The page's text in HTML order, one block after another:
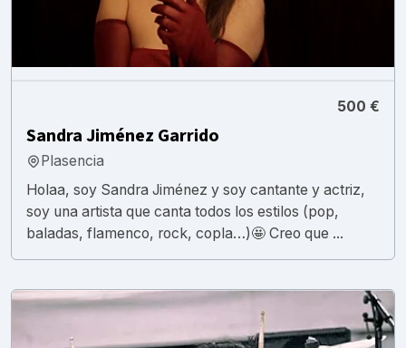
500 €
Sandra Jiménez Garrido
Plasencia
Holaa, soy Sandra Jiménez y soy cantante y actriz,
soy una artista que canta todos los estilos (pop,
baladas, flamenco, rock, copla…)🤩 Creo que ...